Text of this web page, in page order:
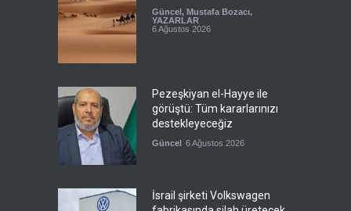
Güncel , Mustafa Bozacı,
YAZARLAR
6 Ağustos 2026
Pezeşkiyan el-Hayye ile
görüştü: Tüm kararlarınızı
destekleyeceğiz
Güncel 6 Ağustos 2026
İsrail şirketi Volkswagen